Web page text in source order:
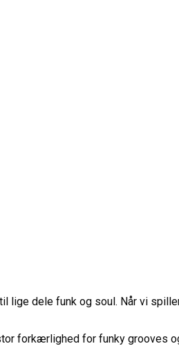
dele funk og soul. Når vi
forkærlighed for funky grooves